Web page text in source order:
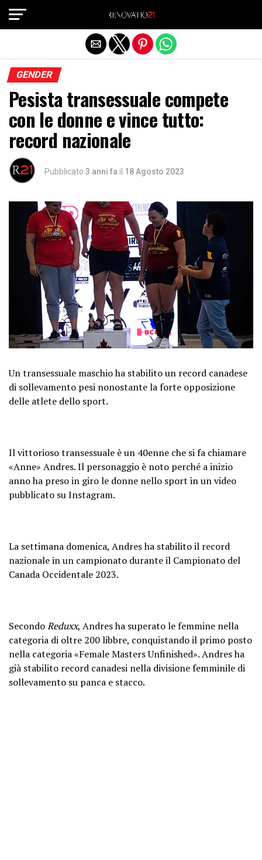
GENDER
Pesista transessuale compete
con le donne e vince tutto:
record nazionale
Pubblicato 3 anni fa il 18 Agosto 2023
Un transessuale maschio ha stabilito un record canadese
di sollevamento pesi nonostante la forte opposizione
delle atlete dello sport.
Il vittorioso transessuale è un 40enne che si fa chiamare
«Anne» Andres. Il personaggio è noto perché a inizio
anno ha preso in giro le donne nello sport in un video
pubblicato su Instagram.
La settimana domenica, Andres ha stabilito il record
nazionale in un campionato durante il Campionato del
Canada Occidentale 2023.
SecondoReduxx, Andres ha superato le femmine nella
categoria di oltre 200 libbre, conquistando il primo posto
nella categoria «Female Masters Unfinished». Andres ha
già stabilito record canadesi nella divisione femminile di
sollevamento su panca e stacco.
Exit mobile version